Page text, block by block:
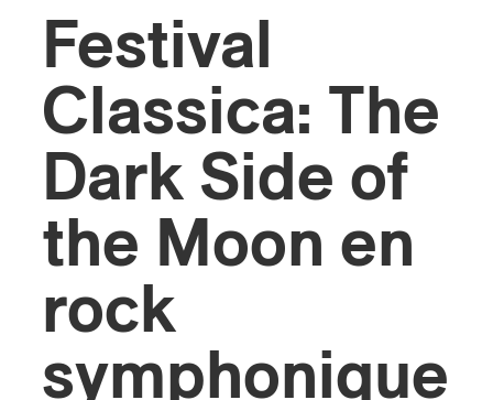
Festival
Classica: The
Dark Side of
the Moon en
rock
symphonique